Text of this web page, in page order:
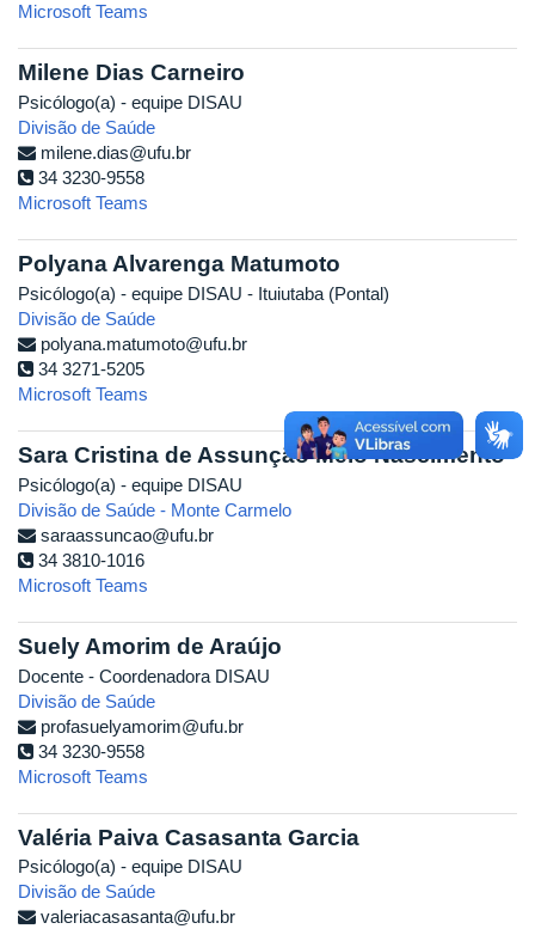
Microsoft Teams
Milene Dias Carneiro
Psicólogo(a) - equipe DISAU
Divisão de Saúde
milene.dias@ufu.br
34 3230-9558
Microsoft Teams
Polyana Alvarenga Matumoto
Psicólogo(a) - equipe DISAU - Ituiutaba (Pontal)
Divisão de Saúde
polyana.matumoto@ufu.br
34 3271-5205
Microsoft Teams
Sara Cristina de Assunção Melo Nascimento
Psicólogo(a) - equipe DISAU
Divisão de Saúde - Monte Carmelo
saraassuncao@ufu.br
34 3810-1016
Microsoft Teams
Suely Amorim de Araújo
Docente - Coordenadora DISAU
Divisão de Saúde
profasuelyamorim@ufu.br
34 3230-9558
Microsoft Teams
Valéria Paiva Casasanta Garcia
Psicólogo(a) - equipe DISAU
Divisão de Saúde
valeriacasasanta@ufu.br